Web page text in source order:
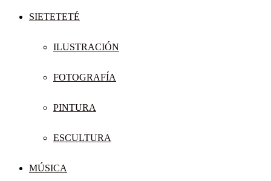
SIETETETÉ
ILUSTRACIÓN
FOTOGRAFÍA
PINTURA
ESCULTURA
MÚSICA